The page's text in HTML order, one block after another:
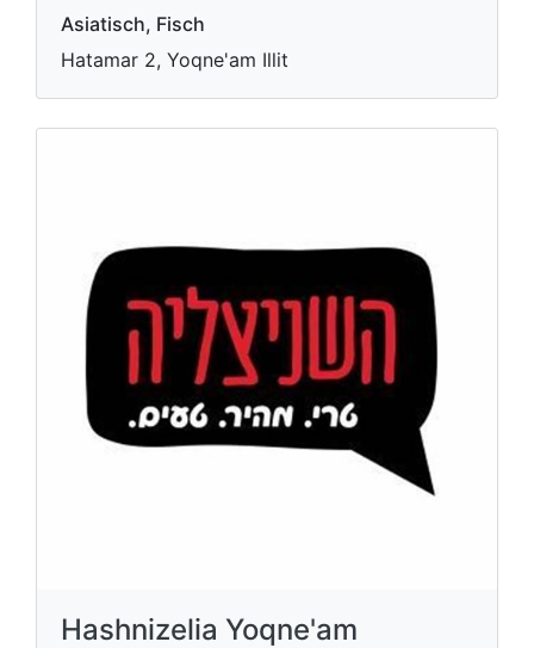
Asiatisch, Fisch
Hatamar 2, Yoqne'am Illit
Hashnizelia Yoqne'am